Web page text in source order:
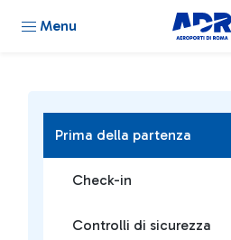
Menu
Prima della partenza
Check-in
Controlli di sicurezza